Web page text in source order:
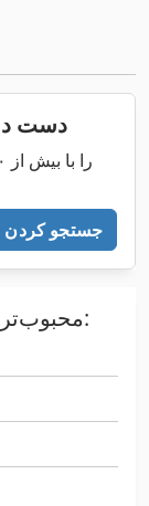
دست
جستجو کردن
محبوب‌ترین نام‌های ماشین‌آلات را مرور کنید: